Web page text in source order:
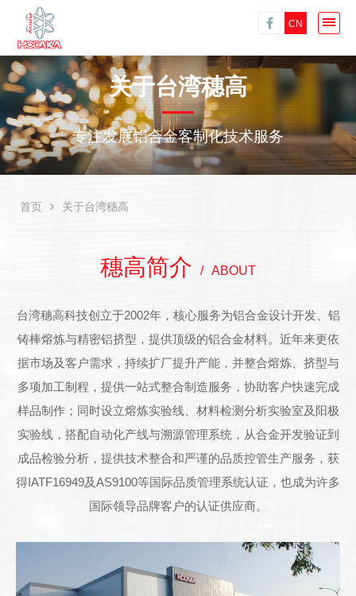
CN
关于台湾穗高
专注发展铝合金客制化技术服务
首页 关于台湾穗高
穗高简介 ABOUT
台湾穗高科技创立于2002年，核心服务为铝合金设计开发、铝
铸棒熔炼与精密铝挤型，提供顶级的铝合金材料。近年来更依
据市场及客户需求，持续扩厂提升产能，并整合熔炼、挤型与
多项加工制程，提供一站式整合制造服务，协助客户快速完成
样品制作；同时设立熔炼实验线、材料检测分析实验室及阳极
实验线，搭配自动化产线与溯源管理系统，从合金开发验证到
成品检验分析，提供技术整合和严谨的品质控管生产服务，获
得IATF16949及AS9100等国际品质管理系统认证，也成为许多
国际领导品牌客户的认证供应商。